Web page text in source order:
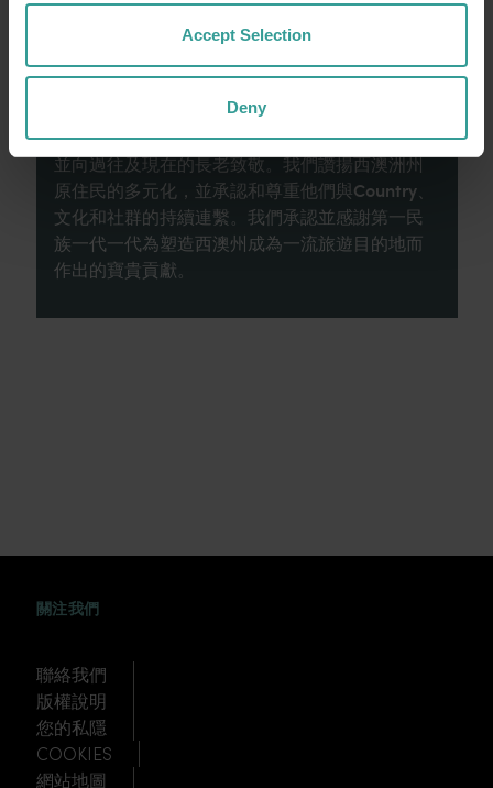
Accept Selection
Deny
閱讀更多
西澳州旅遊局承認原住民為西澳州傳統監護人，
並向過往及現在的長老致敬。我們讚揚西澳洲州
原住民的多元化，並承認和尊重他們與Country、
文化和社群的持續連繫。我們承認並感謝第一民
族一代一代為塑造西澳州成為一流旅遊目的地而
作出的寶貴貢獻。
關注我們
聯絡我們
版權說明
您的私隱
COOKIES
網站地圖